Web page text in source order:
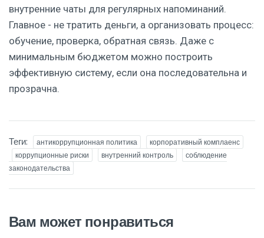
внутренние чаты для регулярных напоминаний.
Главное - не тратить деньги, а организовать процесс:
обучение, проверка, обратная связь. Даже с
минимальным бюджетом можно построить
эффективную систему, если она последовательна и
прозрачна.
Теги: антикоррупционная политика
корпоративный комплаенс
коррупционные риски
внутренний контроль
соблюдение
законодательства
Вам может понравиться